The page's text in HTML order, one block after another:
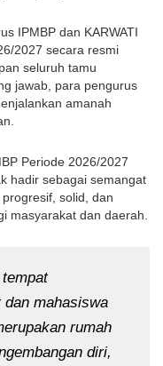
IPMBP dan KARWATI
2027 secara resmi
seluruh tamu
jawab, para pengurus
amanah
Periode 2026/2027
hadir sebagai semangat
solid, dan
masyarakat dan daerah.
mahasiswa
rumah
diri,